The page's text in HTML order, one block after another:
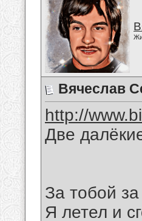
Вячеслав
http://
Две
За тобой
Я летел и